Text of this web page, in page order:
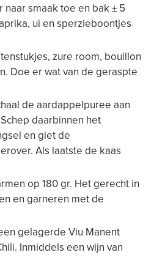
smaak toe en bak ± 5
ui en sperzieboontjes
zure room, bouillon
Doe er wat van de geraspte
de aardappelpuree aan
daarbinnen het
en giet de
Als laatste de kaas
op 180 gr. Het gerecht in
en garneren met de
gelagerde Viu Manent
Inmiddels een wijn van